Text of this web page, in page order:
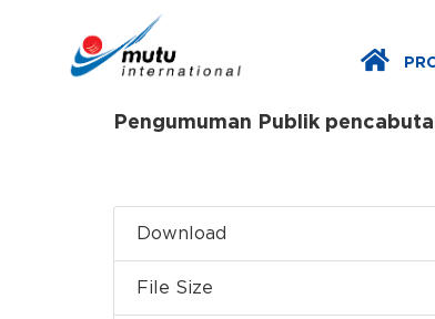
Pengumuman Publik
Download
File Size